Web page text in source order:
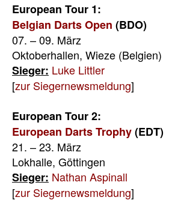
European Tour 1:
Belgian Darts Open (BDO)
07. – 09. März
Oktoberhallen, Wieze (Belgien)
Sieger: Luke Littler
[zur Siegernewsmeldung]
European Tour 2:
European Darts Trophy(EDT)
21. – 23. März
Lokhalle, Göttingen
Sieger: Nathan Aspinall
[zur Siegernewsmeldung]